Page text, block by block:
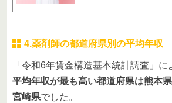
4.薬剤師の都道府県別の平均年収
「令和6年賃金構造基本統計調査」に
平均年収が最も高い都道府県は熊本
宮崎県でした。